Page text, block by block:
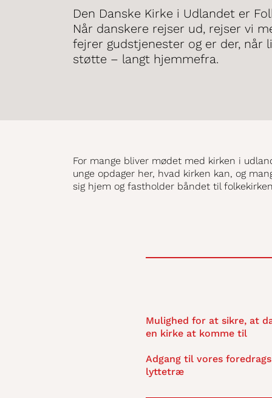
Den Danske Kirke i Udlandet er
Når danskere rejser ud, rejser vi
fejrer gudstjenester og er der, når
støtte – langt hjemmefra.
For mange bliver mødet med kirken i
unge opdager her, hvad kirken kan, og
sig hjem og fastholder båndet til
Mulighed for at sikre, at
en kirke at komme til
Adgang til vores
lyttetræ